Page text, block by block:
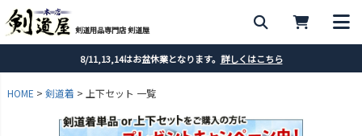
剣道用品専門店 剣道屋
8/11,13,14はお盆休業となります。 詳しくはこちら
HOME 剣道着 上下セット 一覧